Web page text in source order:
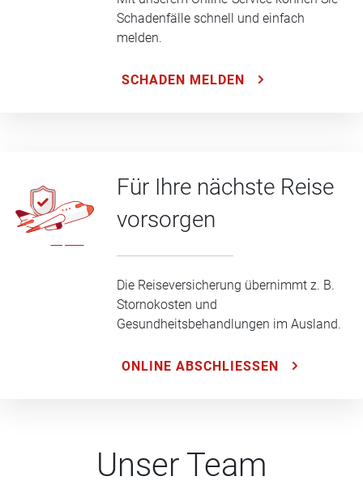
Schadenfälle schnell und einfach
melden.
SCHADEN MELDEN
Für Ihre nächste Reise
vorsorgen
Die Reiseversicherung übernimmt z. B.
Stornokosten und
Gesundheitsbehandlungen im Ausland.
ONLINE ABSCHLIESSEN
Unser Team